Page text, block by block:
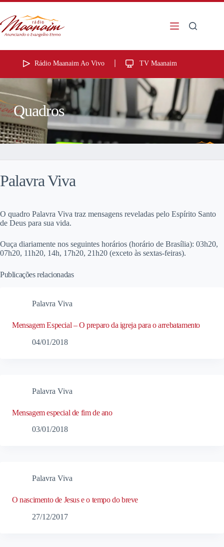
Rádio Maanaim Ao Vivo TV Maanaim
Quadros
Palavra Viva
O quadro Palavra Viva traz mensagens reveladas pelo Espírito Santo
de Deus para sua vida.
Ouça diariamente nos seguintes horários (horário de Brasília): 03h20,
07h20, 11h20, 14h, 17h20, 21h20 (exceto às sextas-feiras).
Publicações relacionadas
Palavra Viva
Mensagem Especial – O preparo da igreja para o arrebatamento
04/01/2018
Palavra Viva
Mensagem especial de fim de ano
03/01/2018
Palavra Viva
O nascimento de Jesus e o tempo do breve
27/12/2017